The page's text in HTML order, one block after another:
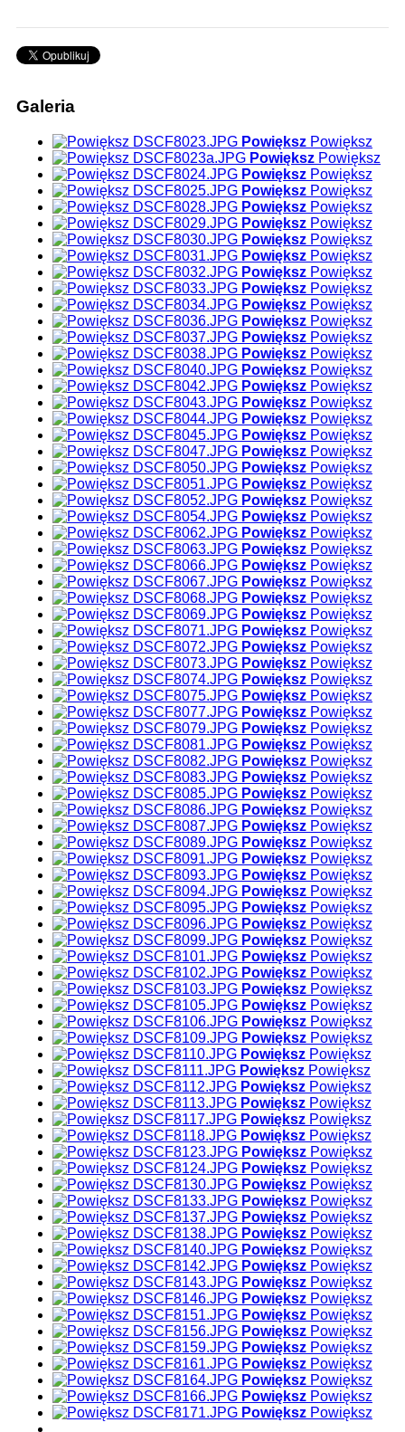
Galeria
Powiększ Powiększ
Powiększ Powiększ
Powiększ Powiększ
Powiększ Powiększ
Powiększ Powiększ
Powiększ Powiększ
Powiększ Powiększ
Powiększ Powiększ
Powiększ Powiększ
Powiększ Powiększ
Powiększ Powiększ
Powiększ Powiększ
Powiększ Powiększ
Powiększ Powiększ
Powiększ Powiększ
Powiększ Powiększ
Powiększ Powiększ
Powiększ Powiększ
Powiększ Powiększ
Powiększ Powiększ
Powiększ Powiększ
Powiększ Powiększ
Powiększ Powiększ
Powiększ Powiększ
Powiększ Powiększ
Powiększ Powiększ
Powiększ Powiększ
Powiększ Powiększ
Powiększ Powiększ
Powiększ Powiększ
Powiększ Powiększ
Powiększ Powiększ
Powiększ Powiększ
Powiększ Powiększ
Powiększ Powiększ
Powiększ Powiększ
Powiększ Powiększ
Powiększ Powiększ
Powiększ Powiększ
Powiększ Powiększ
Powiększ Powiększ
Powiększ Powiększ
Powiększ Powiększ
Powiększ Powiększ
Powiększ Powiększ
Powiększ Powiększ
Powiększ Powiększ
Powiększ Powiększ
Powiększ Powiększ
Powiększ Powiększ
Powiększ Powiększ
Powiększ Powiększ
Powiększ Powiększ
Powiększ Powiększ
Powiększ Powiększ
Powiększ Powiększ
Powiększ Powiększ
Powiększ Powiększ
Powiększ Powiększ
Powiększ Powiększ
Powiększ Powiększ
Powiększ Powiększ
Powiększ Powiększ
Powiększ Powiększ
Powiększ Powiększ
Powiększ Powiększ
Powiększ Powiększ
Powiększ Powiększ
Powiększ Powiększ
Powiększ Powiększ
Powiększ Powiększ
Powiększ Powiększ
Powiększ Powiększ
Powiększ Powiększ
Powiększ Powiększ
Powiększ Powiększ
Powiększ Powiększ
Powiększ Powiększ
Powiększ Powiększ